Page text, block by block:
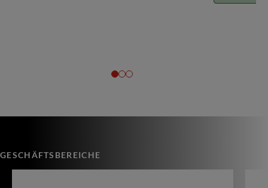
GESCHÄFTSBEREICHE